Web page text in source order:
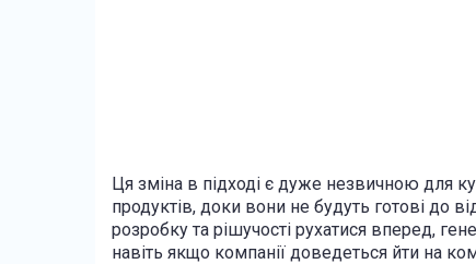
Ця зміна в підході є дуже незвичною для
продуктів, доки вони не будуть готові до
розробку та рішучості рухатися вперед,
навіть якщо компанії доведеться йти на